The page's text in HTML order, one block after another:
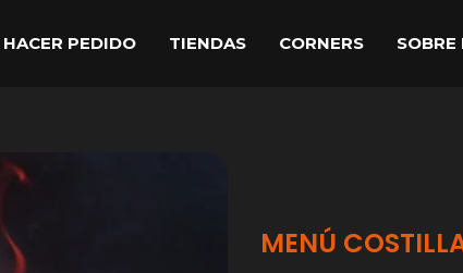
HACER PEDIDO TIENDAS CORNERS SOBRE
MENÚ